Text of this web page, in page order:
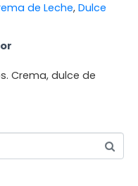
de Leche, Dulce
Crema, dulce de